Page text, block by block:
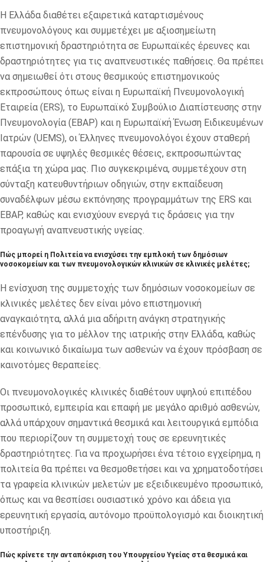
Η Ελλάδα διαθέτει εξαιρετικά καταρτισμένους
πνευμονολόγους και συμμετέχει με αξιοσημείωτη
επιστημονική δραστηριότητα σε Ευρωπαϊκές έρευνες και
δραστηριότητες για τις αναπνευστικές παθήσεις. Θα πρέπει
να σημειωθεί ότι στους θεσμικούς επιστημονικούς
εκπροσώπους όπως είναι η Ευρωπαϊκή Πνευμονολογική
Εταιρεία (ERS), το Ευρωπαϊκό Συμβούλιο Διαπίστευσης στην
Πνευμονολογία (EBAP) και η Ευρωπαϊκή Ένωση Ειδικευμένων
Ιατρών (UEMS), οι Έλληνες πνευμονολόγοι έχουν σταθερή
παρουσία σε υψηλές θεσμικές θέσεις, εκπροσωπώντας
επάξια τη χώρα μας. Πιο συγκεκριμένα, συμμετέχουν στη
σύνταξη κατευθυντήριων οδηγιών, στην εκπαίδευση
συναδέλφων μέσω εκπόνησης προγραμμάτων της ERS και
EBAP, καθώς και ενισχύουν ενεργά τις δράσεις για την
προαγωγή αναπνευστικής υγείας.
Πώς μπορεί η Πολιτεία να ενισχύσει την εμπλοκή των δημόσιων
νοσοκομείων και των πνευμονολογικών κλινικών σε κλινικές μελέτες;
Η ενίσχυση της συμμετοχής των δημόσιων νοσοκομείων σε
κλινικές μελέτες δεν είναι μόνο επιστημονική
αναγκαιότητα, αλλά μια αδήριτη ανάγκη στρατηγικής
επένδυσης για το μέλλον της ιατρικής στην Ελλάδα, καθώς
και κοινωνικό δικαίωμα των ασθενών να έχουν πρόσβαση σε
καινοτόμες θεραπείες.
Οι πνευμονολογικές κλινικές διαθέτουν υψηλού επιπέδου
προσωπικό, εμπειρία και επαφή με μεγάλο αριθμό ασθενών,
αλλά υπάρχουν σημαντικά θεσμικά και λειτουργικά εμπόδια
που περιορίζουν τη συμμετοχή τους σε ερευνητικές
δραστηριότητες. Για να προχωρήσει ένα τέτοιο εγχείρημα, η
πολιτεία θα πρέπει να θεσμοθετήσει και να χρηματοδοτήσει
τα γραφεία κλινικών μελετών με εξειδικευμένο προσωπικό,
όπως και να θεσπίσει ουσιαστικό χρόνο και άδεια για
ερευνητική εργασία, αυτόνομο προϋπολογισμό και διοικητική
υποστήριξη.
Πώς κρίνετε την ανταπόκριση του Υπουργείου Υγείας στα θεσμικά και